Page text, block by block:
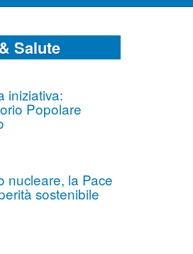
Salute
iniziativa:
Popolare
nucleare, la Pace
sostenibile